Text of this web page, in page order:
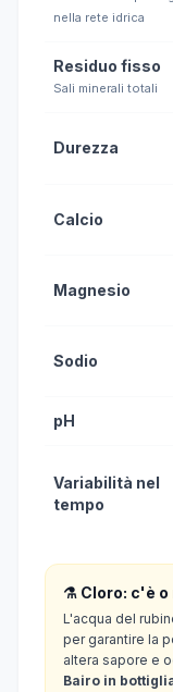
nella rete idrica
Residuo fisso
Sali minerali totali
Durezza
Calcio
Magnesio
Sodio
pH
Variabilità nel
tempo
⚗️ Cloro: c'è o
L'acqua del
per garantire la
altera sapore e
Bairo in